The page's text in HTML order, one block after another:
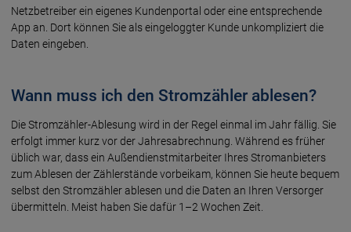
Netz­be­treiber ein eigenes Kunden­portal oder eine ent­sprechende
App an. Dort können Sie als einge­loggter Kunde un­kompli­ziert die
Daten eingeben.
Wann muss ich den Stromzähler ablesen?
Die Stromzähler-Ablesung wird in der Regel einmal im Jahr fällig. Sie
er­folgt immer kurz vor der Jahres­ab­rechnung. Wäh­rend es früher
üb­lich war, dass ein Außen­dienst­mit­ar­beiter Ihres Strom­anbieters
zum Ab­lesen der Zähler­stände vorbei­kam, können Sie heute bequem
selbst den Strom­zähler ablesen und die Daten an Ihren Ver­sorger
über­mitteln. Meist haben Sie dafür 1–2 Wochen Zeit.